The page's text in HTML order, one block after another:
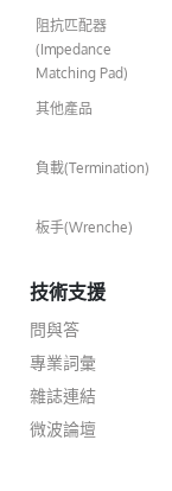
阻抗匹配器
(Impedance
Matching Pad)
其他產品
負載(Termination)
板手(Wrenche)
技術支援
問與答
專業詞彙
雜誌連結
微波論壇